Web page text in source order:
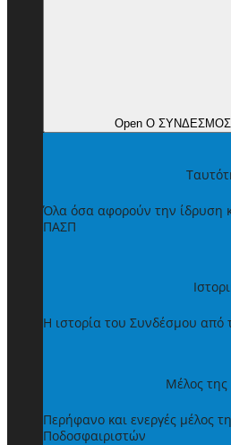
Open Ο ΣΥΝΔΕΣΜΟΣ
Όλα όσα αφορούν την ίδρυση
ΠΑΣΠ
Η ιστορία του Συνδέσμου από
Μέλος της
Περήφανο και ενεργές μέλος
Ποδοσφαιριστών